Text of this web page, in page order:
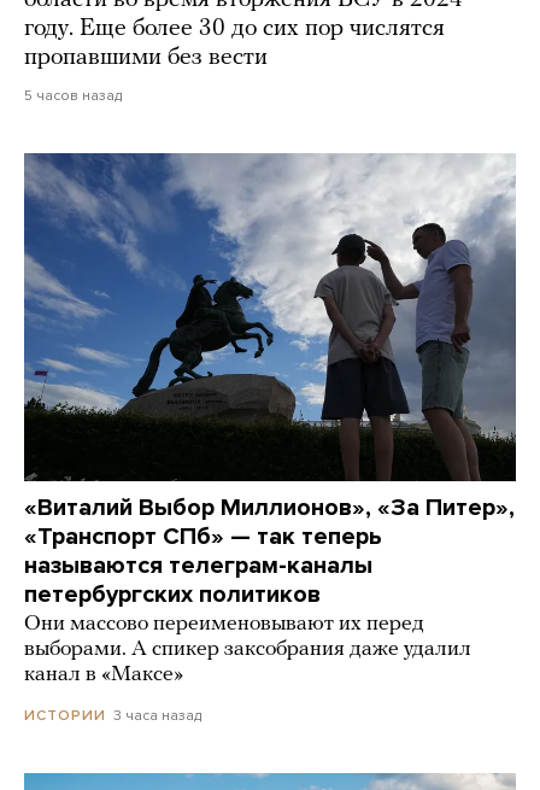
году. Еще более 30 до сих пор числятся
пропавшими без вести
5 часов назад
«Виталий Выбор Миллионов», «За Питер»,
«Транспорт СПб» — так теперь
называются телеграм-каналы
петербургских политиков
Они массово переименовывают их перед
выборами. А спикер заксобрания даже удалил
канал в «Максе»
ИСТОРИИ 3 часа назад